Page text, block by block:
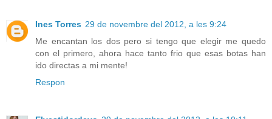
Ines Torres 29 de novembre del 2012, a les 9:24
Me encantan los dos pero si tengo que elegir me quedo
con el primero, ahora hace tanto frio que esas botas han
ido directas a mi mente!
Respon